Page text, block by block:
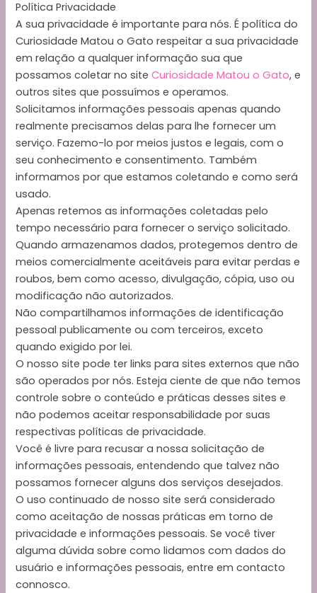
Política Privacidade
A sua privacidade é importante para nós. É política do
Curiosidade Matou o Gato respeitar a sua privacidade
em relação a qualquer informação sua que
possamos coletar no siteCuriosidade Matou o Gato, e
outros sites que possuímos e operamos.
Solicitamos informações pessoais apenas quando
realmente precisamos delas para lhe fornecer um
serviço. Fazemo-lo por meios justos e legais, com o
seu conhecimento e consentimento. Também
informamos por que estamos coletando e como será
usado.
Apenas retemos as informações coletadas pelo
tempo necessário para fornecer o serviço solicitado.
Quando armazenamos dados, protegemos dentro de
meios comercialmente aceitáveis ​​para evitar perdas e
roubos, bem como acesso, divulgação, cópia, uso ou
modificação não autorizados.
Não compartilhamos informações de identificação
pessoal publicamente ou com terceiros, exceto
quando exigido por lei.
O nosso site pode ter links para sites externos que não
são operados por nós. Esteja ciente de que não temos
controle sobre o conteúdo e práticas desses sites e
não podemos aceitar responsabilidade por suas
respectivaspolíticas de privacidade.
Você é livre para recusar a nossa solicitação de
informações pessoais, entendendo que talvez não
possamos fornecer alguns dos serviços desejados.
O uso continuado de nosso site será considerado
como aceitação de nossas práticas em torno de
privacidade e informações pessoais. Se você tiver
alguma dúvida sobre como lidamos com dados do
usuário e informações pessoais, entre em contacto
connosco.